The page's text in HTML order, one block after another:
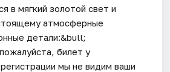
в мягкий золотой свет и
атмосферные
детали:&bull;
билет у
мы не видим ваши